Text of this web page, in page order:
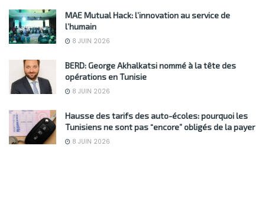
MAE Mutual Hack: l’innovation au service de
l’humain
8 JUIN 2026
BERD: George Akhalkatsi nommé à la tête des
opérations en Tunisie
8 JUIN 2026
Hausse des tarifs des auto-écoles: pourquoi les
Tunisiens ne sont pas “encore” obligés de la payer
8 JUIN 2026